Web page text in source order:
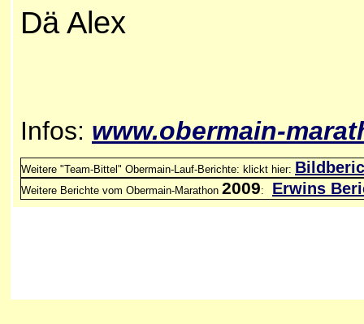
Dä Alex
Infos: www.obermain-
Weitere "Team-Bittel" Obermain-Lauf-Berichte: klickt hier:
Weitere Berichte vom Obermain-Marathon 2009: Erwins